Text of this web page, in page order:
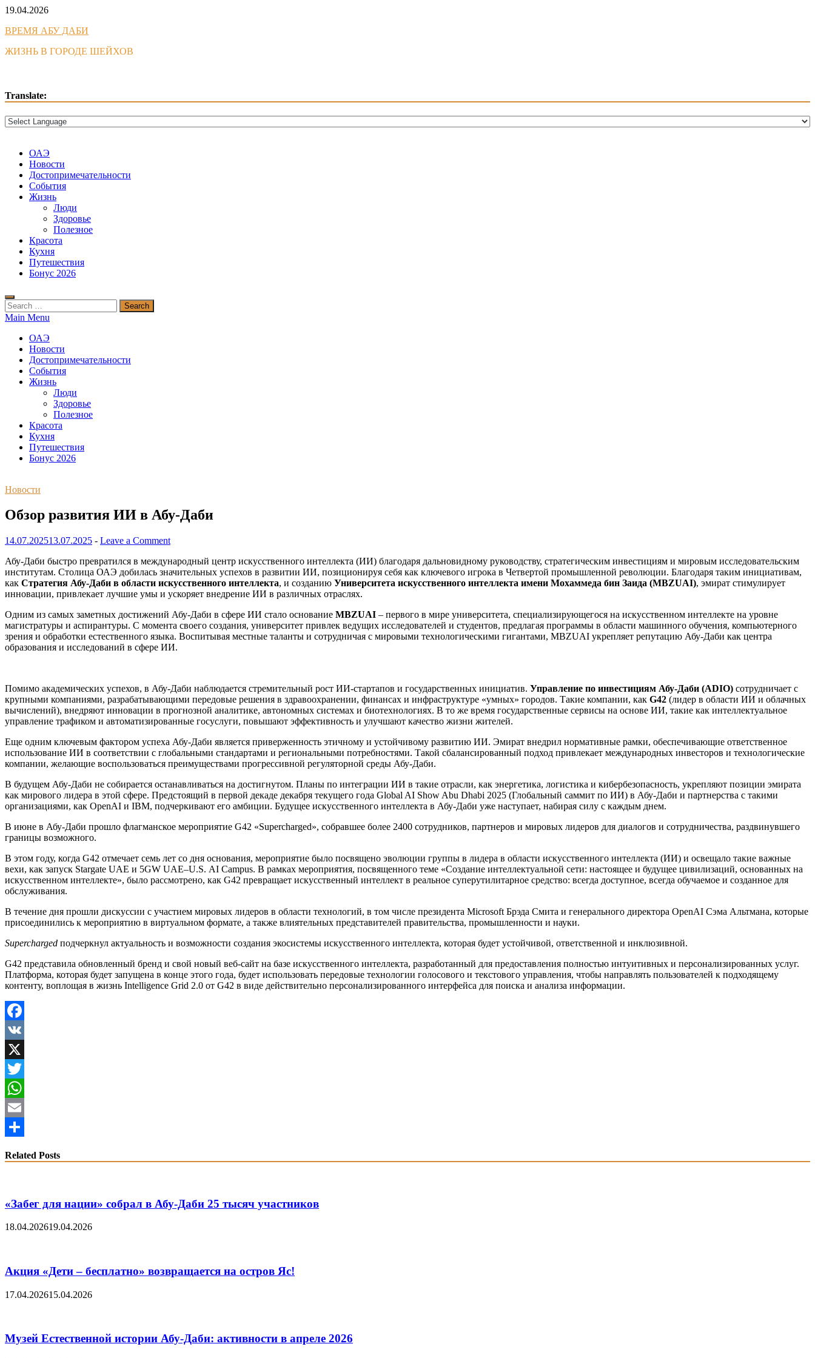
Skip
content
19.04.2026
ВРЕМЯ АБУ ДАБИ
ЖИЗНЬ В ГОРОДЕ ШЕЙХОВ
Translate:
ОАЭ
Новости
Достопримечательности
События
Жизнь
Люди
Здоровье
Полезное
Красота
Кухня
Путешествия
Бонус 2026
Search
for:
Main Menu
ОАЭ
Новости
Достопримечательности
События
Жизнь
Люди
Здоровье
Полезное
Красота
Кухня
Путешествия
Бонус 2026
Новости
Обзор развития ИИ в Абу-Даби
14.07.202513.07.2025 - Leave a Comment
Абу-Даби быстро превратился в международный центр искусственного интеллекта (ИИ) благодаря дальновидному руководству, стратегическим инвестициям и мировым исследовательским
институтам. Столица ОАЭ добилась значительных успехов в развитии ИИ, позиционируя себя как ключевого игрока в Четвертой промышленной революции. Благодаря таким инициативам,
как Стратегия Абу-Даби в области искусственного интеллекта, и созданию Университета искусственного интеллекта имени Мохаммеда бин Заида (MBZUAI), эмират стимулирует
инновации, привлекает лучшие умы и ускоряет внедрение ИИ в различных отраслях.
Одним из самых заметных достижений Абу-Даби в сфере ИИ стало основание MBZUAI – первого в мире университета, специализирующегося на искусственном интеллекте на уровне
магистратуры и аспирантуры. С момента своего создания, университет привлек ведущих исследователей и студентов, предлагая программы в области машинного обучения, компьютерного
зрения и обработки естественного языка. Воспитывая местные таланты и сотрудничая с мировыми технологическими гигантами, MBZUAI укрепляет репутацию Абу-Даби как центра
образования и исследований в сфере ИИ.
Помимо академических успехов, в Абу-Даби наблюдается стремительный рост ИИ-стартапов и государственных инициатив. Управление по инвестициям Абу-Даби (ADIO) сотрудничает с
крупными компаниями, разрабатывающими передовые решения в здравоохранении, финансах и инфраструктуре «умных» городов. Такие компании, как G42 (лидер в области ИИ и облачных
вычислений), внедряют инновации в прогнозной аналитике, автономных системах и биотехнологиях. В то же время государственные сервисы на основе ИИ, такие как интеллектуальное
управление трафиком и автоматизированные госуслуги, повышают эффективность и улучшают качество жизни жителей.
Еще одним ключевым фактором успеха Абу-Даби является приверженность этичному и устойчивому развитию ИИ. Эмират внедрил нормативные рамки, обеспечивающие ответственное
использование ИИ в соответствии с глобальными стандартами и региональными потребностями. Такой сбалансированный подход привлекает международных инвесторов и технологические
компании, желающие воспользоваться преимуществами прогрессивной регуляторной среды Абу-Даби.
В будущем Абу-Даби не собирается останавливаться на достигнутом. Планы по интеграции ИИ в такие отрасли, как энергетика, логистика и кибербезопасность, укрепляют позиции эмирата
как мирового лидера в этой сфере. Предстоящий в первой декаде декабря текущего года Global AI Show Abu Dhabi 2025 (Глобальный саммит по ИИ) в Абу-Даби и партнерства с такими
организациями, как OpenAI и IBM, подчеркивают его амбиции. Будущее искусственного интеллекта в Абу-Даби уже наступает, набирая силу с каждым днем.
В июне в Абу-Даби прошло флагманское мероприятие G42 «Supercharged», собравшее более 2400 сотрудников, партнеров и мировых лидеров для диалогов и сотрудничества, раздвинувшего
границы возможного.
В этом году, когда G42 отмечает семь лет со дня основания, мероприятие было посвящено эволюции группы в лидера в области искусственного интеллекта (ИИ) и освещало такие важные
вехи, как запуск Stargate UAE и 5GW UAE–U.S. AI Campus. В рамках мероприятия, посвященного теме «Создание интеллектуальной сети: настоящее и будущее цивилизаций, основанных на
искусственном интеллекте», было рассмотрено, как G42 превращает искусственный интеллект в реальное суперутилитарное средство: всегда доступное, всегда обучаемое и созданное для
обслуживания.
В течение дня прошли дискуссии с участием мировых лидеров в области технологий, в том числе президента Microsoft Брэда Смита и генерального директора OpenAI Сэма Альтмана, которые
присоединились к мероприятию в виртуальном формате, а также влиятельных представителей правительства, промышленности и науки.
Supercharged подчеркнул актуальность и возможности создания экосистемы искусственного интеллекта, которая будет устойчивой, ответственной и инклюзивной.
G42 представила обновленный бренд и свой новый веб-сайт на базе искусственного интеллекта, разработанный для предоставления полностью интуитивных и персонализированных услуг.
Платформа, которая будет запущена в конце этого года, будет использовать передовые технологии голосового и текстового управления, чтобы направлять пользователей к подходящему
контенту, воплощая в жизнь Intelligence Grid 2.0 от G42 в виде действительно персонализированного интерфейса для поиска и анализа информации.
Facebook
VK
X
Twitter
WhatsApp
Email
Related Posts
«Забег для нации» собрал в Абу-Даби 25 тысяч участников
18.04.202619.04.2026
Акция «Дети – бесплатно» возвращается на остров Яс!
17.04.202615.04.2026
Музей Eстественной истории Абу-Даби: активности в апреле 2026